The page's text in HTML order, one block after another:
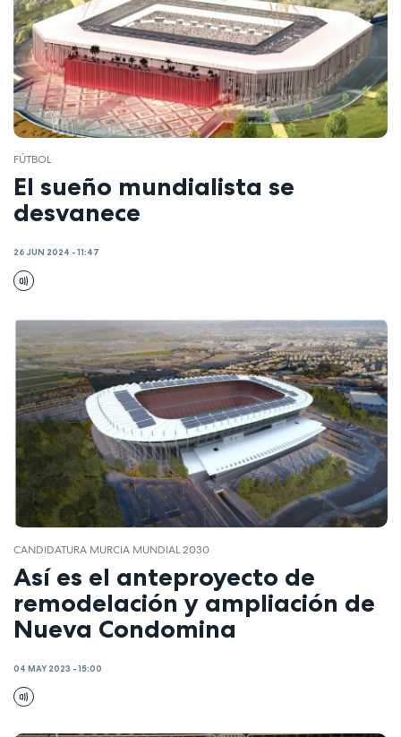
FÚTBOL
El sueño mundialista se
desvanece
26 JUN 2024 - 11:47
CANDIDATURA MURCIA MUNDIAL 2030
Así es el anteproyecto de
remodelación y ampliación de
Nueva Condomina
04 MAY 2023 - 15:00